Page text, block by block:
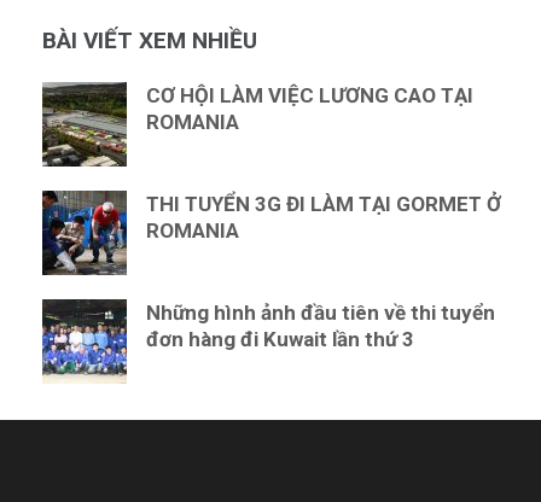
BÀI VIẾT XEM NHIỀU
CƠ HỘI LÀM VIỆC LƯƠNG CAO TẠI
ROMANIA
THI TUYỂN 3G ĐI LÀM TẠI GORMET Ở
ROMANIA
Những hình ảnh đầu tiên về thi tuyển
đơn hàng đi Kuwait lần thứ 3